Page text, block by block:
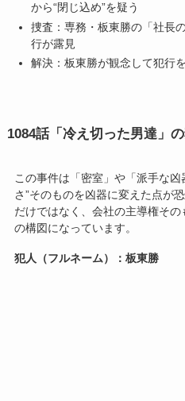
から“閉じ込め”を疑う
捜査：専務・板東勝の「社長
行が露見
解決：板東勝が観念して犯行
1084話「冷え切った男達」
この事件は「密室」や「派手な
さ”そのものを凶器に変えた点が
だけではなく、会社の主導権そ
の構図になっています。
犯人（フルネーム）：板東勝